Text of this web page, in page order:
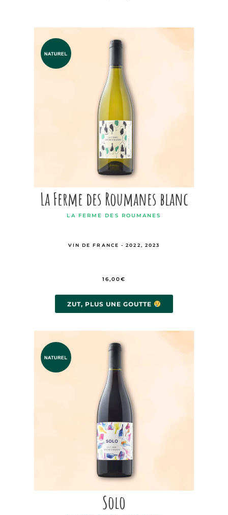
La Ferme des Roumanes blanc
LA FERME DES ROUMANES
VIN DE FRANCE - 2022, 2023
16,00€
ZUT, PLUS UNE GOUTTE
Solo